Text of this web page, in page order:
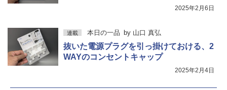
2025年2月6日
連載 本日の一品 by 山口 真弘
抜いた電源プラグを引っ掛けておける、2
WAYのコンセントキャップ
2025年2月4日